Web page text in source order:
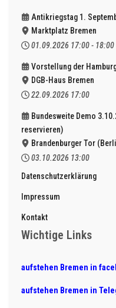
Antikriegstag 1.
Marktplatz Bremen
01.09.2026 17:00 - 18:00
Vorstellung der
DGB-Haus Bremen
22.09.2026 17:00
Bundesweite Demo
reservieren)
Brandenburger Tor
03.10.2026 13:00
Datenschutzerklärung
Impressum
Kontakt
Wichtige Links
aufstehen Bremen in
aufstehen Bremen in